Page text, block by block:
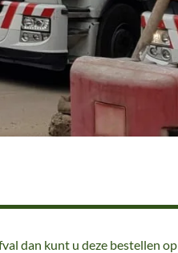
dan kunt u deze bestellen op